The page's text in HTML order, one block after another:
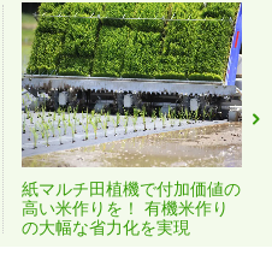
紙マルチ田植機で付加価値の
高い米作りを！ 有機米作り
の大幅な省力化を実現